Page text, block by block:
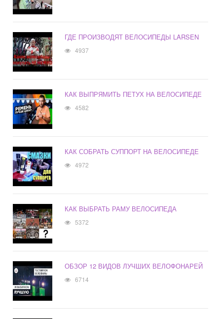
ГДЕ ПРОИЗВОДЯТ ВЕЛОСИПЕДЫ LARSEN
4937
КАК ВЫПРЯМИТЬ ПЕТУХ НА ВЕЛОСИПЕДЕ
4582
КАК СОБРАТЬ СУППОРТ НА ВЕЛОСИПЕДЕ
4972
КАК ВЫБРАТЬ РАМУ ВЕЛОСИПЕДА
5372
ОБЗОР 12 ВИДОВ ЛУЧШИХ ВЕЛОФОНАРЕЙ
6714